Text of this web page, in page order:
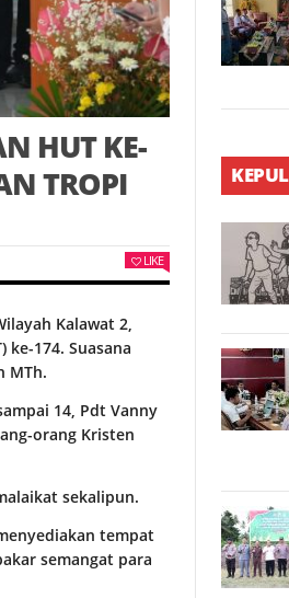
HUT KE-
TROPI
LIKE
Kalawat 2,
174. Suasana
MTh.
14, Pdt Vanny
orang Kristen
sekalipun.
tempat
semangat para